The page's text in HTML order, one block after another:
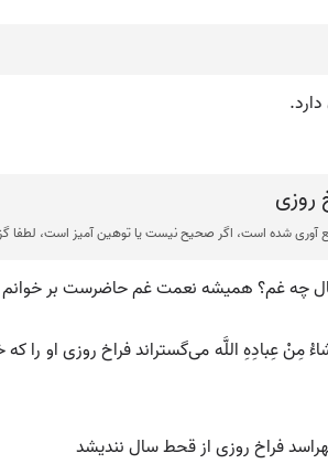
روزی
آوری شده است، اگر صحیح نیست یا توهین آمیز است، لطفا
چه غم؟ همیشه نعمت غم حاضرست بر خوانم
فراخ روزی از قحط سال نندیشد